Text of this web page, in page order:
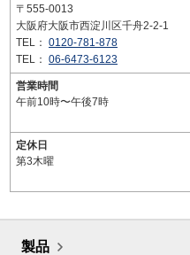
〒555-0013
大阪府大阪市西淀川区千舟2-2-1
TEL： 0120-781-878
TEL： 06-6473-6123
営業時間
午前10時〜午後7時
定休日
第3木曜
製品